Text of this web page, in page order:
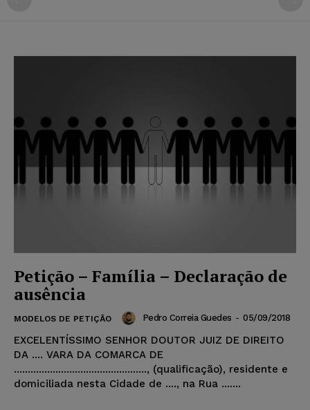
Petição – Família – Declaração de
ausência
MODELOS DE PETIÇÃO Pedro Correia Guedes - 05/09/2018
EXCELENTÍSSIMO SENHOR DOUTOR JUIZ DE DIREITO
DA .... VARA DA COMARCA DE
................................................, (qualificação), residente e
domiciliada nesta Cidade de ...., na Rua .......